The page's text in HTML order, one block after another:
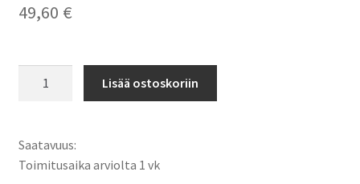
49,60 €
B551L,
B551LA,
Lisää ostoskoriin
Saatavuus:
Toimitusaika arviolta 1 vk